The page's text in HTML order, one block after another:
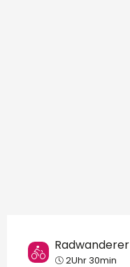
Radwanderer
2Uhr 30min